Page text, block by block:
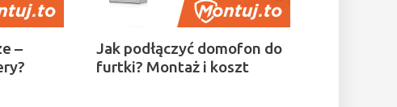
–
Jak podłączyć domofon do
furtki? Montaż i koszt